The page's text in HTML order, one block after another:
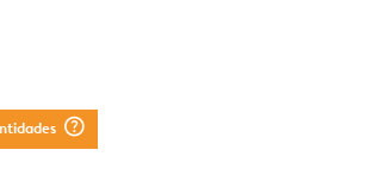
question_mark_circle